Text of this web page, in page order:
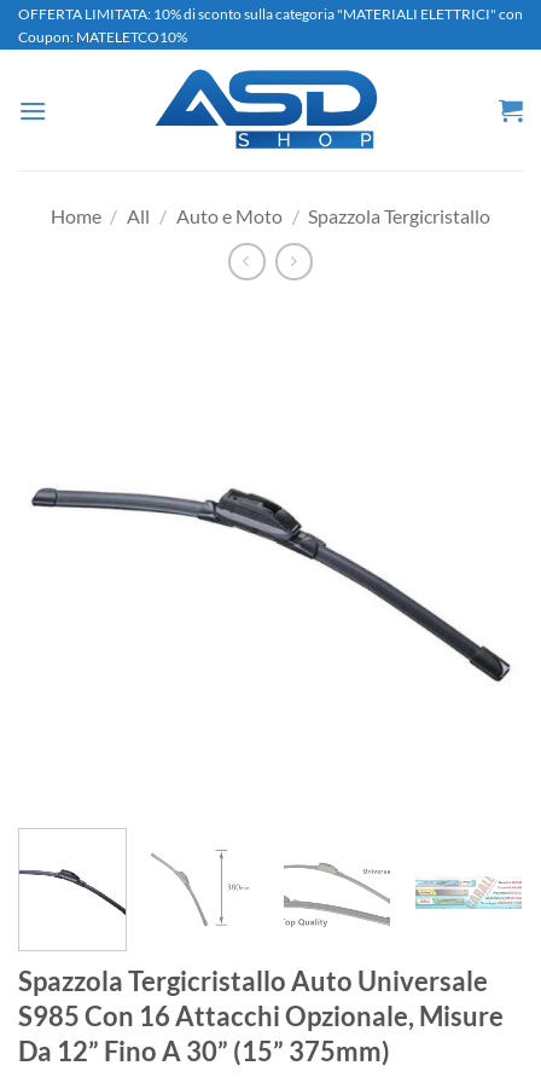
Salta
ai
OFFERTA LIMITATA: 10% di sconto sulla categoria "MATERIALI ELETTRICI" con
Coupon: MATELETCO10%
Home / All / Auto e Moto / Spazzola Tergicristallo
Spazzola Tergicristallo Auto Universale
S985 Con 16 Attacchi Opzionale, Misure
Da 12” Fino A 30” (15” 375mm)